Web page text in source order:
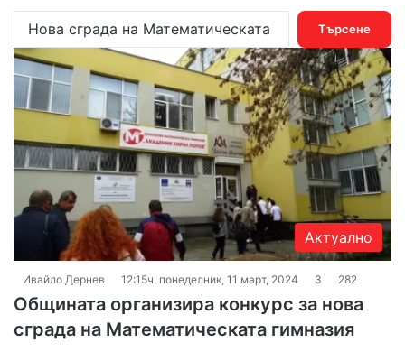
Т
ъ
р
с
е
н
е
з
а
Актуално
Ивайло Дернев 12:15ч, понеделник, 11 март, 2024 3 282
Общината организира конкурс за нова
сграда на Математическата гимназия